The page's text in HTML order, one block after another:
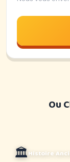
Ou
🏛️Histoire